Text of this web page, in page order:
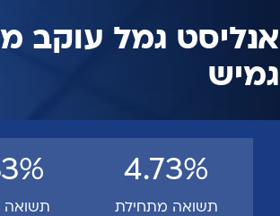
אנליסט גמל עוקב
גמיש
4.73%
תשואה מתחילת